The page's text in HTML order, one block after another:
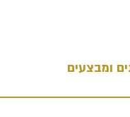
ומבצעים